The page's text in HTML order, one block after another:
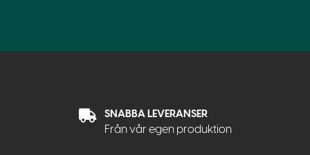
SNABBA LEVERANSER
Från vår egen produktion